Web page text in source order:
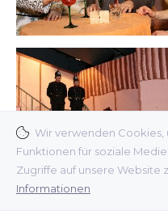
Wir verwenden Cookies,
Funktionen für soziale
Zugriffe auf unsere Website
Informationen